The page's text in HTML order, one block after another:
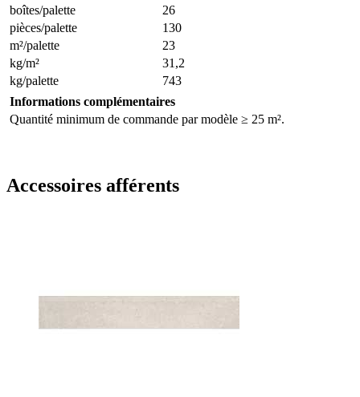
boîtes/palette
26
pièces/palette
130
m²/palette
23
kg/m²
31,2
kg/palette
743
Informations complémentaires
Quantité minimum de commande par modèle ≥ 25 m².
Accessoires afférents